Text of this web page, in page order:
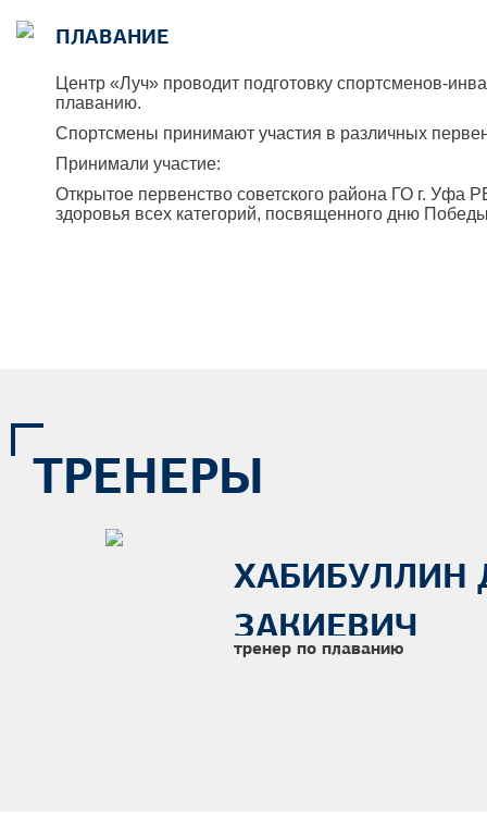
ПЛАВАНИЕ
Центр «Луч» проводит подготовку спортсменов-
плаванию.
Спортсмены принимают участия в различных
Принимали участие:
Открытое первенство советского района ГО г.
здоровья всех категорий, посвященного дню
ТРЕНЕРЫ
ХАБИБУЛЛИН
ЗАКИЕВИЧ
тренер по плаванию